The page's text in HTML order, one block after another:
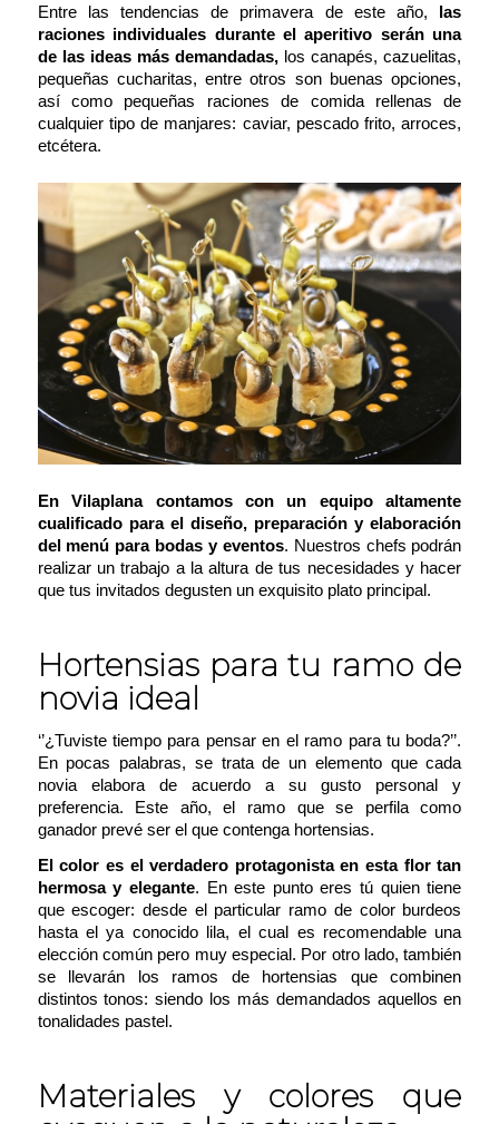
Entre las tendencias de primavera de este año, las
raciones individuales durante el aperitivo serán una
de las ideas más demandadas, los canapés, cazuelitas,
pequeñas cucharitas, entre otros son buenas opciones,
así como pequeñas raciones de comida rellenas de
cualquier tipo de manjares: caviar, pescado frito, arroces,
etcétera.
En Vilaplana contamos con un equipo altamente
cualificado para el diseño, preparación y elaboración
del menú para bodas y eventos. Nuestros chefs podrán
realizar un trabajo a la altura de tus necesidades y hacer
que tus invitados degusten un exquisito plato principal.
Hortensias para tu ramo de
novia ideal
‘’¿Tuviste tiempo para pensar en el ramo para tu boda?’’.
En pocas palabras, se trata de un elemento que cada
novia elabora de acuerdo a su gusto personal y
preferencia. Este año, el ramo que se perfila como
ganador prevé ser el que contenga hortensias.
El color es el verdadero protagonista en esta flor tan
hermosa y elegante. En este punto eres tú quien tiene
que escoger: desde el particular ramo de color burdeos
hasta el ya conocido lila, el cual es recomendable una
elección común pero muy especial. Por otro lado, también
se llevarán los ramos de hortensias que combinen
distintos tonos: siendo los más demandados aquellos en
tonalidades pastel.
Materiales y colores que